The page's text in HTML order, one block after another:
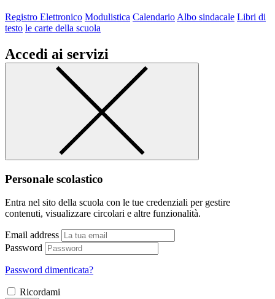
Registro Elettronico Modulistica Calendario Albo sindacale Libri di
testo le carte della scuola
Accedi ai servizi
Personale scolastico
Entra nel sito della scuola con le tue credenziali per gestire
contenuti, visualizzare circolari e altre funzionalità.
Email address
Password
Password dimenticata?
Ricordami